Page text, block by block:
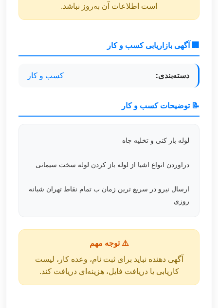
است اطلاعات آن به‌روز نباشد.
🏢 آگهی بازاریابی کسب و کار
دسته‌بندی: کسب و کار
📝 توضیحات کسب و کار
لوله باز کنی و تخلیه چاه
دراوردن انواع اشیا از لوله باز کردن لوله سخت سیمانی
ارسال نیرو در سریع ترین زمان ب تمام نقاط تهران شبانه
روزی
⚠️ توجه مهم
آگهی دهنده نباید برای ثبت نام، وعده کار، لیست
کاریابی یا دریافت فایل، هزینه‌ای دریافت کند.